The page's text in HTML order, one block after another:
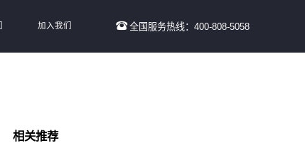
加入我们 全国服务热线：400-808-5058
相关推荐